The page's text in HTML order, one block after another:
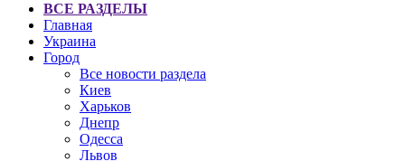
ВСЕ РАЗДЕЛЫ
Главная
Украина
Город
Все новости раздела
Киев
Харьков
Днепр
Одесса
Львов